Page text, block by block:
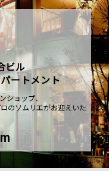
ビル
ートメント
ショップ、
のソムリエがお迎えいた